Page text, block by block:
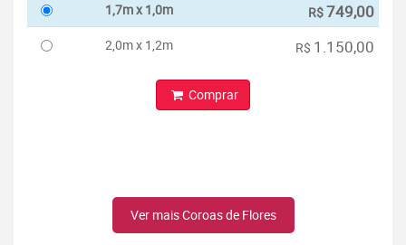
1,7m x 1,0m R$749,00
2,0m x 1,2m R$ 1.150,00
Comprar
Ver mais Coroas de Flores